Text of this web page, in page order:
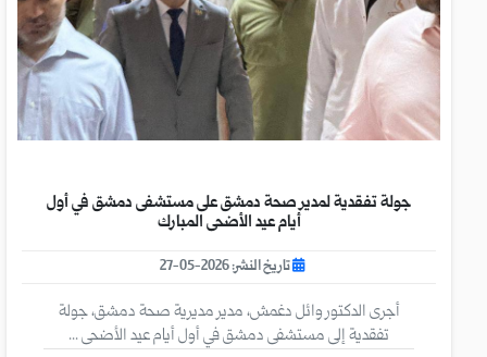
جولة تفقدية لمدير صحة دمشق على مستشفى دمشق في أول
أيام عيد الأضحى المبارك
تاريخ النشر: 2026-05-27
أجرى الدكتور وائل دغمش، مدير مديرية صحة دمشق، جولة
تفقدية إلى مستشفى دمشق في أول أيام عيد الأضحى ...